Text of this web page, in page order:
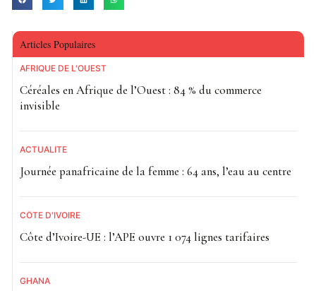
Articles Populaires
AFRIQUE DE L'OUEST
Céréales en Afrique de l’Ouest : 84 % du commerce
invisible
ACTUALITE
Journée panafricaine de la femme : 64 ans, l’eau au centre
CÔTE D'IVOIRE
Côte d’Ivoire-UE : l’APE ouvre 1 074 lignes tarifaires
GHANA